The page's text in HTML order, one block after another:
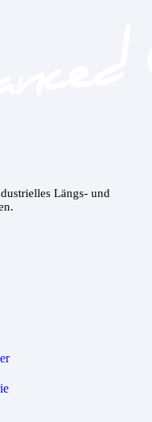
Längs- und